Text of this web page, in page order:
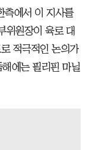
측에서 이 지사를
위원장이 육로 대
적극적인 논의가
에는 필리핀 마닐